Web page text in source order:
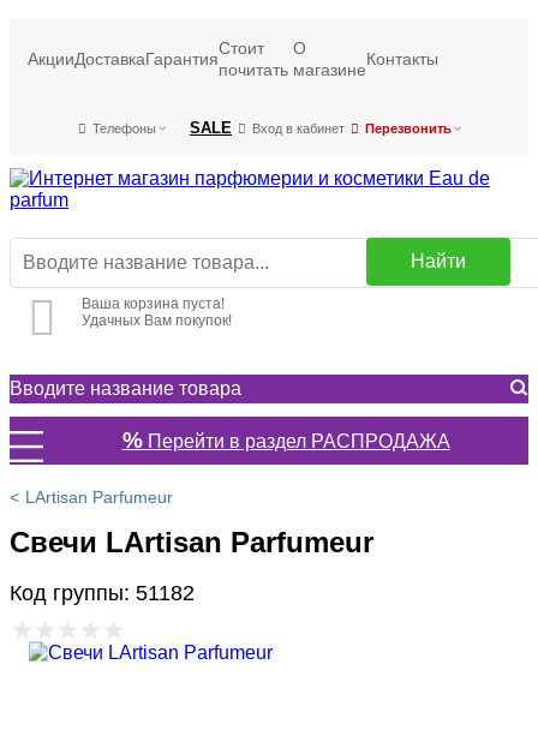
АкцииДоставкаГарантия
Стоит
почитать
О
магазине
Контакты
Телефоны SALE Вход в кабинет Перезвонить
Найти
Ваша корзина пуста!
Удачных Вам покупок!
%Перейти в раздел РАСПРОДАЖА
LArtisan Parfumeur
Свечи LArtisan Parfumeur
Код группы: 51182